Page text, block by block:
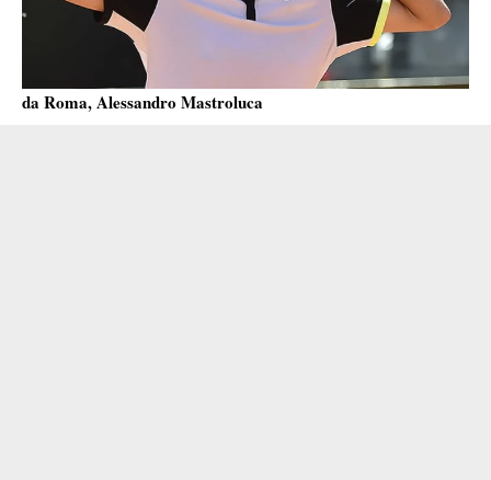
da Roma, Alessandro Mastroluca